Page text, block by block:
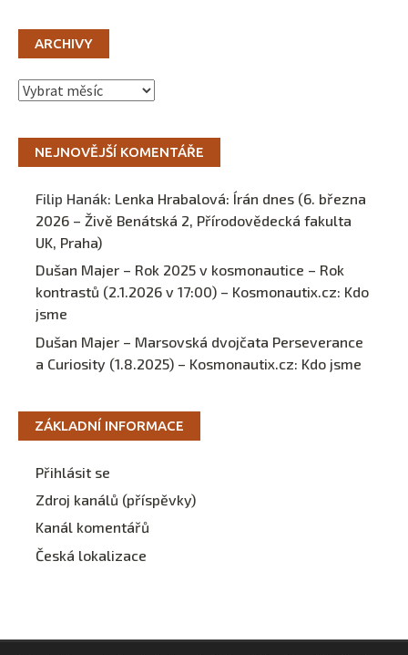
ARCHIVY
Archivy
NEJNOVĚJŠÍ KOMENTÁŘE
Filip Hanák: Lenka Hrabalová: Írán dnes (6. března
2026 – Živě Benátská 2, Přírodovědecká fakulta
UK, Praha)
Dušan Majer – Rok 2025 v kosmonautice – Rok
kontrastů (2.1.2026 v 17:00) – Kosmonautix.cz: Kdo
jsme
Dušan Majer – Marsovská dvojčata Perseverance
a Curiosity (1.8.2025) – Kosmonautix.cz: Kdo jsme
ZÁKLADNÍ INFORMACE
Přihlásit se
Zdroj kanálů (příspěvky)
Kanál komentářů
Česká lokalizace